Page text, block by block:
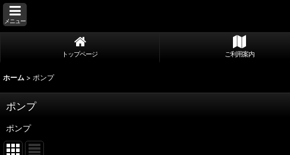
メニュー
トップページ ご利用案内
ホーム > ポンプ
ポンプ
ポンプ